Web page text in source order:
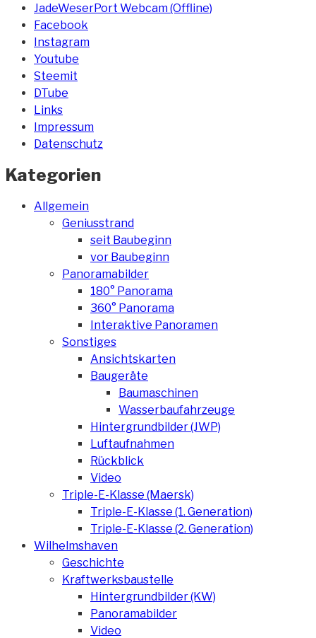
JadeWeserPort Webcam (Offline)
Facebook
Instagram
Youtube
Steemit
DTube
Links
Impressum
Datenschutz
Kategorien
Allgemein
Geniusstrand
seit Baubeginn
vor Baubeginn
Panoramabilder
180° Panorama
360° Panorama
Interaktive Panoramen
Sonstiges
Ansichtskarten
Baugeräte
Baumaschinen
Wasserbaufahrzeuge
Hintergrundbilder (JWP)
Luftaufnahmen
Rückblick
Video
Triple-E-Klasse (Maersk)
Triple-E-Klasse (1. Generation)
Triple-E-Klasse (2. Generation)
Wilhelmshaven
Geschichte
Kraftwerksbaustelle
Hintergrundbilder (KW)
Panoramabilder
Video